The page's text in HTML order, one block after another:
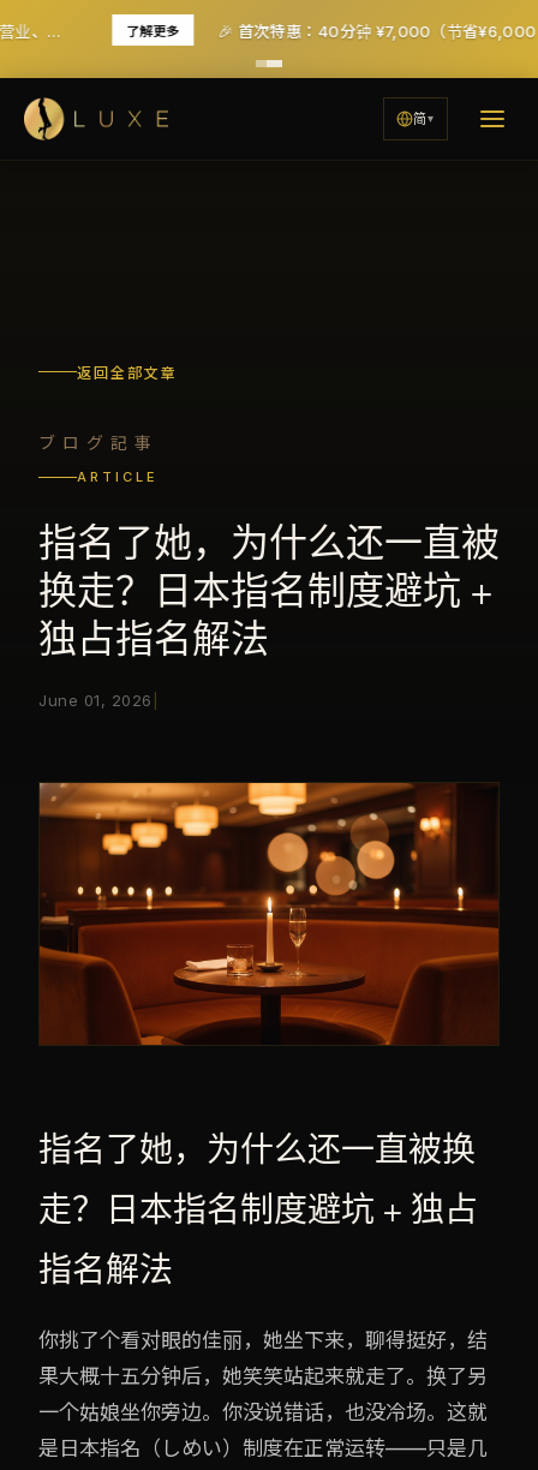
🎉 首次特惠：40分钟 ¥7,000（节省¥6,000！）- 含税及服务费 了解更多
简
返回全部文章
ブログ記事
ARTICLE
指名了她，为什么还一直被
换走？日本指名制度避坑 +
独占指名解法
June 01, 2026
指名了她，为什么还一直被换
走？日本指名制度避坑 + 独占
指名解法
你挑了个看对眼的佳丽，她坐下来，聊得挺好，结
果大概十五分钟后，她笑笑站起来就走了。换了另
一个姑娘坐你旁边。你没说错话，也没冷场。这就
是日本指名（しめい）制度在正常运转——只是几